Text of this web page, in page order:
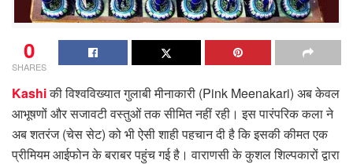
0
SHARES
Kashiकी विश्वविख्यात गुलाबी मीनाकारी (Pink Meenakari) अब केवल
आभूषणों और सजावटी वस्तुओं तक सीमित नहीं रही। इस पारंपरिक कला ने
अब शतरंज (चेस सेट) को भी ऐसी शाही पहचान दी है कि इसकी कीमत एक
प्रीमियम आईफोन के बराबर पहुंच गई है। वाराणसी के कुशल शिल्पकारों द्वारा